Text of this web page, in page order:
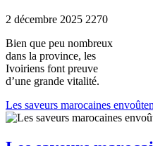
2 décembre 2025 2270
Bien que peu nombreux
dans la province, les
Ivoiriens font preuve
d’une grande vitalité.
Les saveurs marocaines